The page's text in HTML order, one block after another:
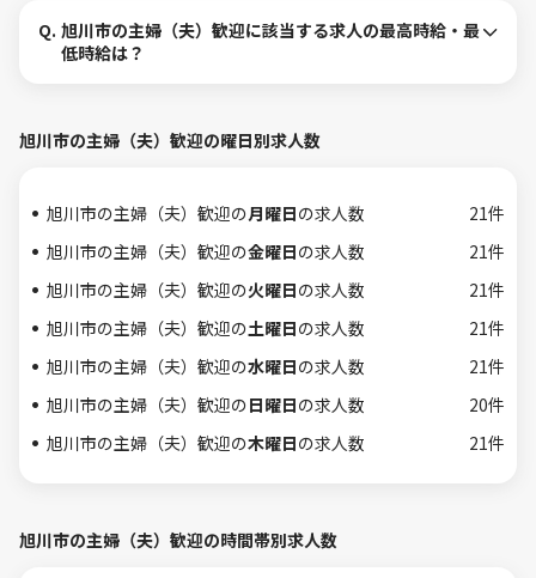
Q. 旭川市の主婦（夫）歓迎に該当する求人の最高時給・最
低時給は？
旭川市の主婦（夫）歓迎の曜日別求人数
旭川市の主婦（夫）歓迎の月曜日の求人数
21件
旭川市の主婦（夫）歓迎の金曜日の求人数
21件
旭川市の主婦（夫）歓迎の火曜日の求人数
21件
旭川市の主婦（夫）歓迎の土曜日の求人数
21件
旭川市の主婦（夫）歓迎の水曜日の求人数
21件
旭川市の主婦（夫）歓迎の日曜日の求人数
20件
旭川市の主婦（夫）歓迎の木曜日の求人数 21件
旭川市の主婦（夫）歓迎の時間帯別求人数